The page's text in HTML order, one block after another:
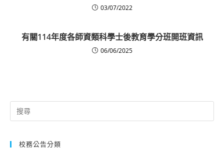
03/07/2022
有關114年度各師資類科學士後教育學分班開班資訊
06/06/2025
Search
for:
校務公告分類